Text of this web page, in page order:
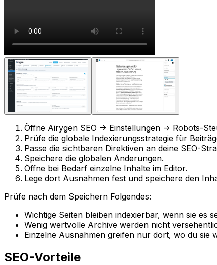
Öffne Airygen SEO -> Einstellungen -> Robots-
Prüfe die globale Indexierungsstrategie für
Passe die sichtbaren Direktiven an deine SEO-
Speichere die globalen Änderungen.
Öffne bei Bedarf einzelne Inhalte im Editor.
Lege dort Ausnahmen fest und speichere den
Prüfe nach dem Speichern Folgendes:
Wichtige Seiten bleiben indexierbar, wenn sie es
Wenig wertvolle Archive werden nicht
Einzelne Ausnahmen greifen nur dort, wo du sie
SEO-Vorteile